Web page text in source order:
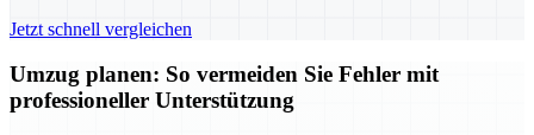
Jetzt schnell vergleichen
Umzug planen: So vermeiden Sie Fehler mit
professioneller Unterstützung